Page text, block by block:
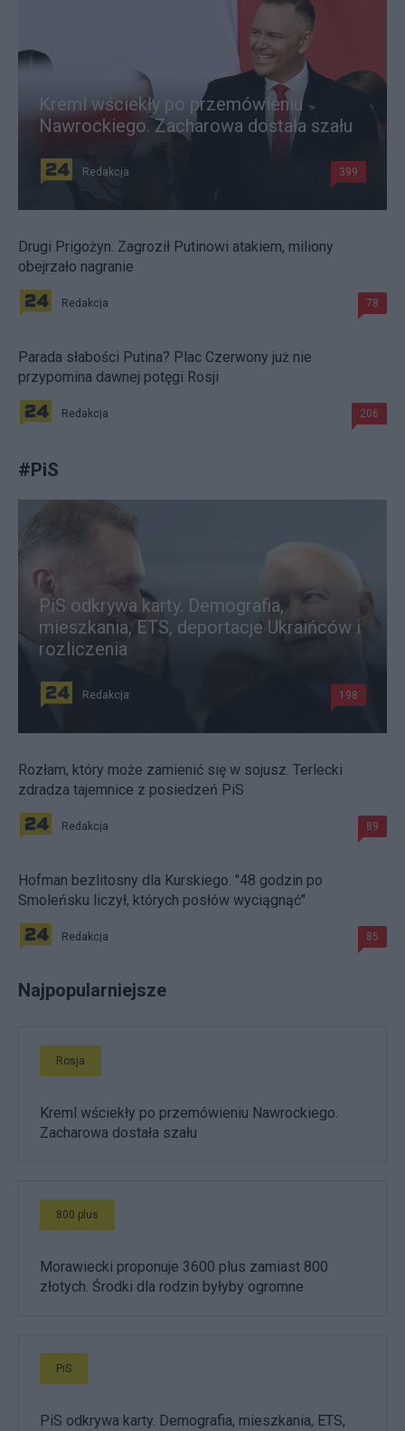
Kreml wściekły po przemówieniu
Nawrockiego. Zacharowa dostała szału
Redakcja 399
Drugi Prigożyn. Zagroził Putinowi atakiem, miliony
obejrzało nagranie
Redakcja 78
Parada słabości Putina? Plac Czerwony już nie
przypomina dawnej potęgi Rosji
Redakcja 206
#PiS
PiS odkrywa karty. Demografia,
mieszkania, ETS, deportacje Ukraińców i
rozliczenia
Redakcja 198
Rozłam, który może zamienić się w sojusz. Terlecki
zdradza tajemnice z posiedzeń PiS
Redakcja 89
Hofman bezlitosny dla Kurskiego. "48 godzin po
Smoleńsku liczył, których posłów wyciągnąć"
Redakcja 85
Najpopularniejsze
Rosja
Kreml wściekły po przemówieniu Nawrockiego.
Zacharowa dostała szału
800 plus
Morawiecki proponuje 3600 plus zamiast 800
złotych. Środki dla rodzin byłyby ogromne
PiS
PiS odkrywa karty. Demografia, mieszkania, ETS,